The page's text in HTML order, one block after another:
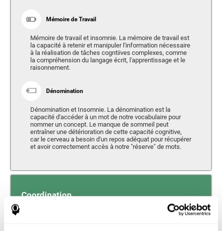
Mémoire de Travail
Mémoire de travail et insomnie. La mémoire de travail est
la capacité à retenir et manipuler l'information nécessaire
à la réalisation de tâches cogntiives complexes, comme
la compréhension du langage écrit, l'apprentissage et le
raisonnement.
Dénomination
Dénomination et Insomnie. La dénomination est la
capacité d'accéder à un mot de notre vocabulaire pour
nommer un concept. Le manque de sommeil peut
entraîner une détérioration de cette capacité cognitive,
car le cerveau a besoin d'un repos adéquat pour récupérer
et avoir correctement accès à notre "réserve" de mots.
Coordination
Capacité d'exécuter efficacement des mouvements précis et